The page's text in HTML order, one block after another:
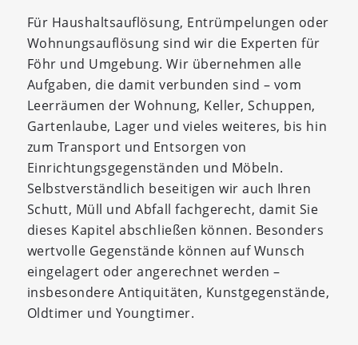
Für Haushaltsauflösung, Entrümpelungen oder
Wohnungsauflösung sind wir die Experten für
Föhr und Umgebung. Wir übernehmen alle
Aufgaben, die damit verbunden sind – vom
Leerräumen der Wohnung, Keller, Schuppen,
Gartenlaube, Lager und vieles weiteres, bis hin
zum Transport und Entsorgen von
Einrichtungsgegenständen und Möbeln.
Selbstverständlich beseitigen wir auch Ihren
Schutt, Müll und Abfall fachgerecht, damit Sie
dieses Kapitel abschließen können. Besonders
wertvolle Gegenstände können auf Wunsch
eingelagert oder angerechnet werden –
insbesondere Antiquitäten, Kunstgegenstände,
Oldtimer und Youngtimer.